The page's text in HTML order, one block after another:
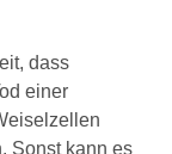
dass
einer
Sonst kann es